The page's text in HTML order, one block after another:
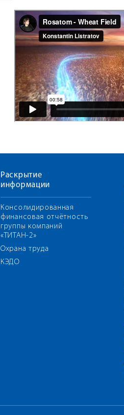
Раскрытие
информации
Консолидированная
финансовая отчётность
группы компаний
«ТИТАН-2»
Охрана труда
КЭДО